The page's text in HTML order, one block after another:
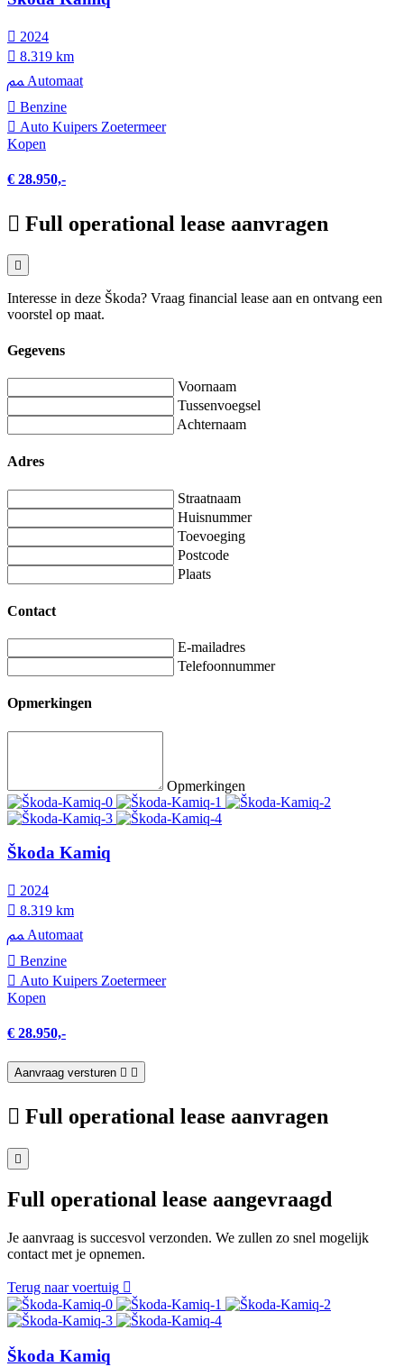
2024
8.319 km
Automaat
Benzine
Auto Kuipers Zoetermeer
Kopen
€ 28.950,-
Full operational lease aanvragen
Interesse in deze Škoda? Vraag financial lease aan en ontvang een
voorstel op maat.
Gegevens
Voornaam
Tussenvoegsel
Achternaam
Adres
Straatnaam
Huisnummer
Toevoeging
Postcode
Plaats
Contact
E-mailadres
Telefoonnummer
Opmerkingen
Opmerkingen
Škoda Kamiq
2024
8.319 km
Automaat
Benzine
Auto Kuipers Zoetermeer
Kopen
€ 28.950,-
Aanvraag versturen
Full operational lease aanvragen
Full operational lease aangevraagd
Je aanvraag is succesvol verzonden. We zullen zo snel mogelijk
contact met je opnemen.
Terug naar voertuig
Škoda Kamiq